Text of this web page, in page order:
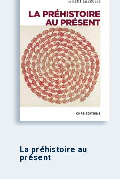
La préhistoire au
présent